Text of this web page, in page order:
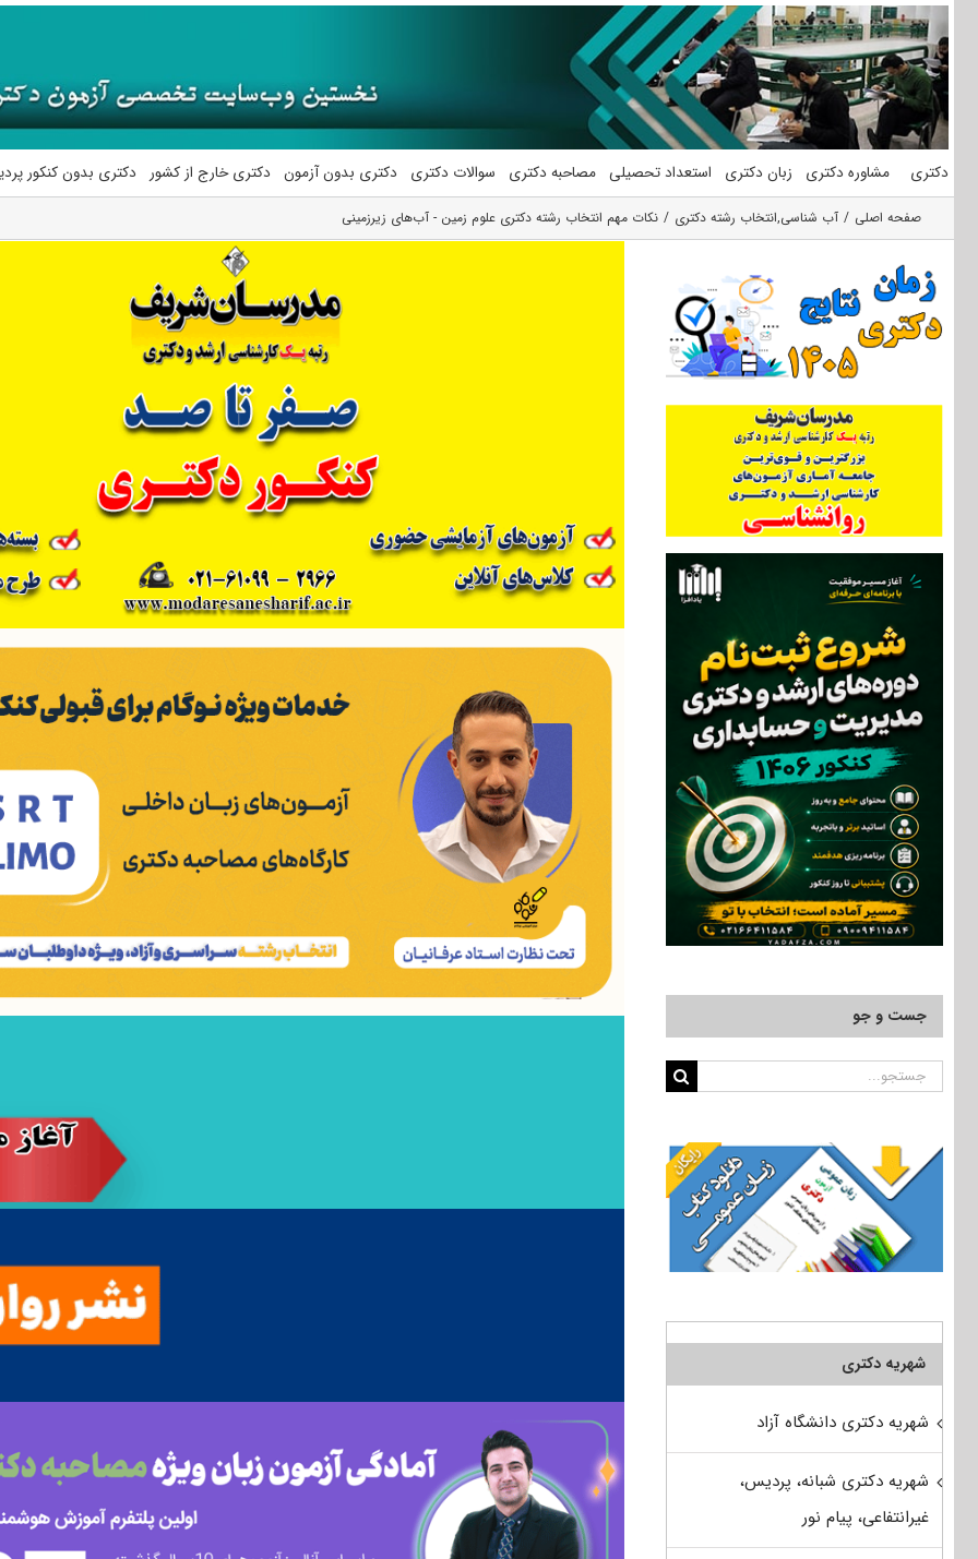
محتوا
دکتری مشاوره دکتری زبان دکتری استعداد تحصیلی مصاحبه دکتری سوالات دکتری دکتری بدون آزمون دکتری خارج از کشور دکتری بدون کنکور
صفحه اصلی آب شناسی,انتخاب رشته دکتری نکات مهم انتخاب رشته دکتری علوم‌ زمین ‌- آب‌های زیرزمینی
جست و جو
جستجو
شهریه دکتری
شهریه دکتری دانشگاه آزاد
شهریه دکتری شبانه، پردیس،
غیرانتفاعی، پیام نور